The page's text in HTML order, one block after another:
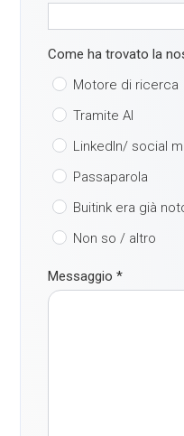
Come ha trovato la
Motore di ricerca
Tramite AI
LinkedIn/ social
Passaparola
Buitink era già
Non so / altro
Messaggio*